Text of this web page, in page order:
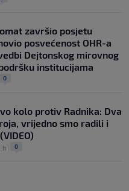
završio posjetu
posvećenost OHR-a
Dejtonskog mirovnog
institucijama
0
kolo protiv Radnika: Dva
vrijedno smo radili i
h 0